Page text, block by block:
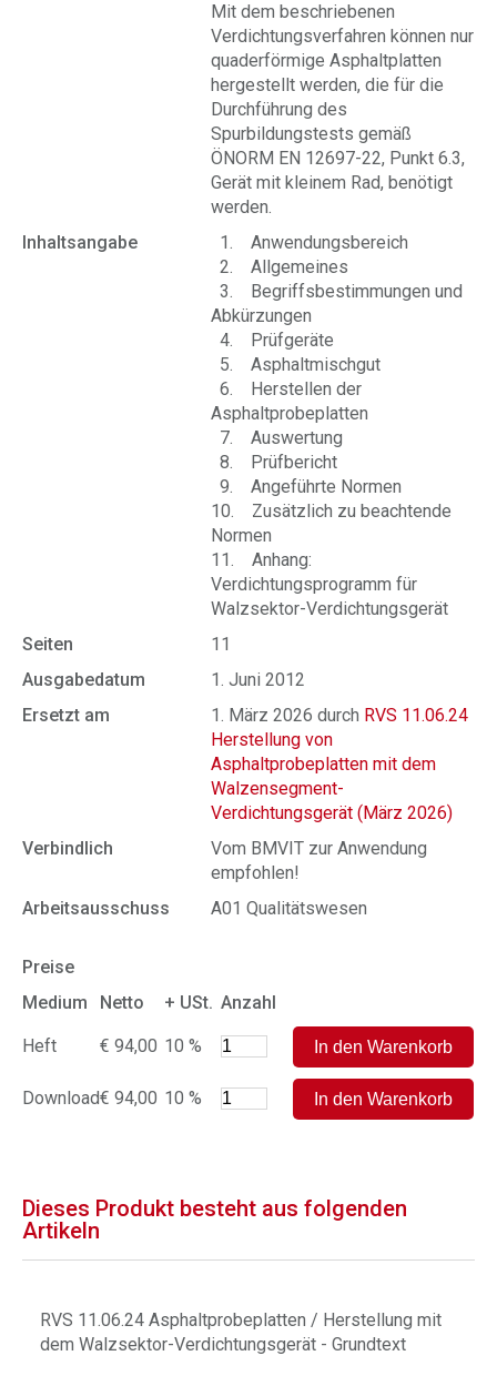
Mit dem beschriebenen
Verdichtungsverfahren können nur
quaderförmige Asphaltplatten
hergestellt werden, die für die
Durchführung des
Spurbildungstests gemäß
ÖNORM EN 12697-22, Punkt 6.3,
Gerät mit kleinem Rad, benötigt
werden.
Inhaltsangabe
1. Anwendungsbereich
2. Allgemeines
3. Begriffsbestimmungen und
Abkürzungen
4. Prüfgeräte
5. Asphaltmischgut
6. Herstellen der
Asphaltprobeplatten
7. Auswertung
8. Prüfbericht
9. Angeführte Normen
10. Zusätzlich zu beachtende
Normen
11. Anhang:
Verdichtungsprogramm für
Walzsektor-Verdichtungsgerät
Seiten
11
Ausgabedatum
1. Juni 2012
Ersetzt am
1. März 2026 durch RVS 11.06.24
Herstellung von
Asphaltprobeplatten mit dem
Walzensegment-
Verdichtungsgerät (März 2026)
Verbindlich
Vom BMVIT zur Anwendung
empfohlen!
Arbeitsausschuss
A01 Qualitätswesen
Preise
Medium
Netto + USt. Anzahl
Heft € 94,00 10 %
Download€ 94,00 10 %
Dieses Produkt besteht aus folgenden
Artikeln
RVS 11.06.24 Asphaltprobeplatten / Herstellung mit
dem Walzsektor-Verdichtungsgerät - Grundtext